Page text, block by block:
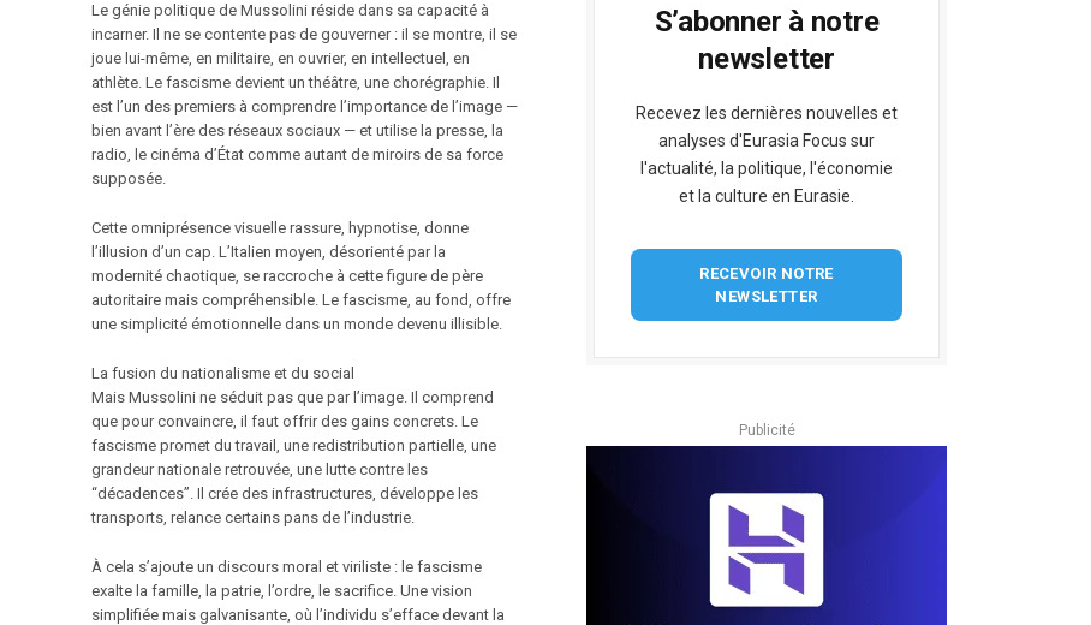
Le génie politique de Mussolini réside dans sa capacité à
incarner. Il ne se contente pas de gouverner : il se montre, il se
joue lui-même, en militaire, en ouvrier, en intellectuel, en
athlète. Le fascisme devient un théâtre, une chorégraphie. Il
est l’un des premiers à comprendre l’importance de l’image —
bien avant l’ère des réseaux sociaux — et utilise la presse, la
radio, le cinéma d’État comme autant de miroirs de sa force
supposée.
Cette omniprésence visuelle rassure, hypnotise, donne
l’illusion d’un cap. L’Italien moyen, désorienté par la
modernité chaotique, se raccroche à cette figure de père
autoritaire mais compréhensible. Le fascisme, au fond, offre
une simplicité émotionnelle dans un monde devenu illisible.
La fusion du nationalisme et du social
Mais Mussolini ne séduit pas que par l’image. Il comprend
que pour convaincre, il faut offrir des gains concrets. Le
fascisme promet du travail, une redistribution partielle, une
grandeur nationale retrouvée, une lutte contre les
“décadences”. Il crée des infrastructures, développe les
transports, relance certains pans de l’industrie.
À cela s’ajoute un discours moral et viriliste : le fascisme
exalte la famille, la patrie, l’ordre, le sacrifice. Une vision
simplifiée mais galvanisante, où l’individu s’efface devant la
S’abonner à notre
newsletter
Recevez les dernières nouvelles et
analyses d'Eurasia Focus sur
l'actualité, la politique, l'économie
et la culture en Eurasie.
RECEVOIR NOTRE
NEWSLETTER
Publicité